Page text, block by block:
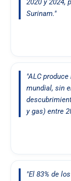
2020 y 2024,
Surinam."
"ALC
mundial, sin
y gas) entre
"El 83% de